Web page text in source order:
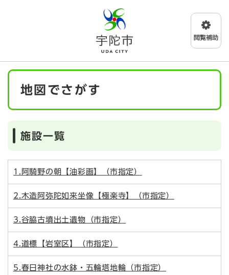
メニューを飛ばして本文へ
本
地図でさがす
施設一覧
1.阿騎野の朝【油彩画】（市指定）
2.木造阿弥陀如来坐像【極楽寺】（市指定）
3.谷脇古墳出土遺物（市指定）
4.道標【岩室区】（市指定）
5.春日神社の水鉢・五輪塔地輪（市指定）